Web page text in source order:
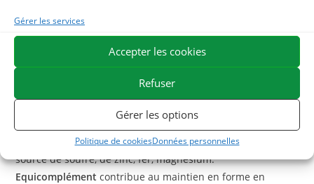
Gérer les services
Accepter les cookies
Refuser
Gérer les options
Politique de cookiesDonnées personnelles
l’aide d’une seringue buccale, ce qui peut s’avérer pratique
pour les chevaux vivant en communauté ou ceux qui
prennent leur ration avec difficulté.
peut être associé à un aliment complémentaire
enrichi en minéraux tel queEquicomplément, complément
source de soufre, de zinc, fer, magnésium.
Equicomplément contribue au maintien en forme en